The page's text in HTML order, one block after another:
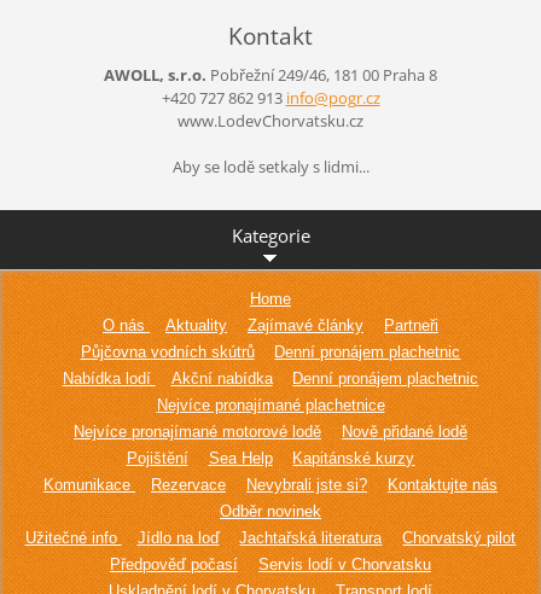
Kontakt
AWOLL, s.r.o. Pobřežní 249/46, 181 00 Praha 8
+420 727 862 913 info@pogr.cz
www.LodevChorvatsku.cz
Aby se lodě setkaly s lidmi...
Kategorie
Home
O nás
Aktuality Zajímavé články
Partneři
Půjčovna vodních skútrů
Denní pronájem plachetnic
Nabídka lodí
Akční nabídka
Denní pronájem plachetnic
Nejvíce pronajímané plachetnice
Nejvíce pronajímané motorové lodě
Nově přidané lodě
Pojištění
Sea Help
Kapitánské kurzy
Komunikace
Rezervace Nevybrali jste si?
Kontaktujte nás
Odběr novinek
Užitečné info
Jídlo na loď Jachtařská literatura
Chorvatský pilot
Předpověď počasí
Servis lodí v Chorvatsku